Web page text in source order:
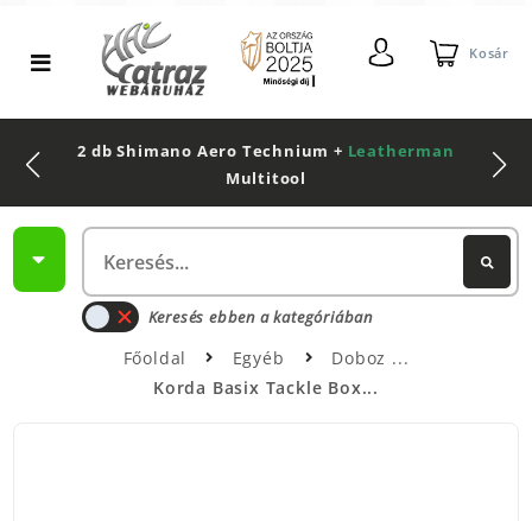
Kosár
2 db Shimano Aero Technium + Leatherman
Multitool
Keresés ebben a kategóriában
Főoldal Egyéb
Doboz
Korda Basix Tackle Box...